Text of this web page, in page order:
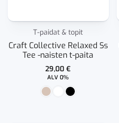
T-paidat & topit
Craft Collective Relaxed Ss
Tee -naisten t-paita
29,00€
ALV 0%